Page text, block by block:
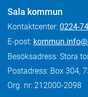
Sala kommun
Kontaktcenter: 0224-
E-post:
Besöksadress: Stora
Postadress: Box 304,
Org. nr: 212000-2098